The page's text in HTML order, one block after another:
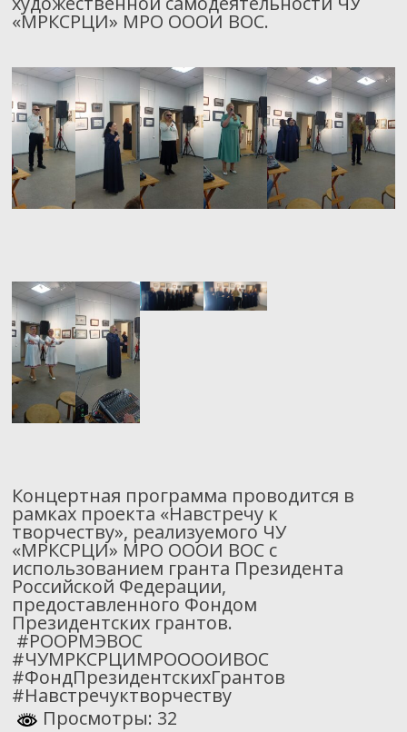
«МРКСРЦИ» МРО ОООИ ВОС.
Концертная программа проводится в
рамках проекта «Навстречу к
творчеству», реализуемого ЧУ
«МРКСРЦИ» МРО ОООИ ВОС с
использованием гранта Президента
Российской Федерации,
предоставленного Фондом
Президентских грантов.
#РООРМЭВОС
#ЧУМРКСРЦИМРООООИВОС
#ФондПрезидентскихГрантов
#Навстречуктворчеству
Просмотры: 32